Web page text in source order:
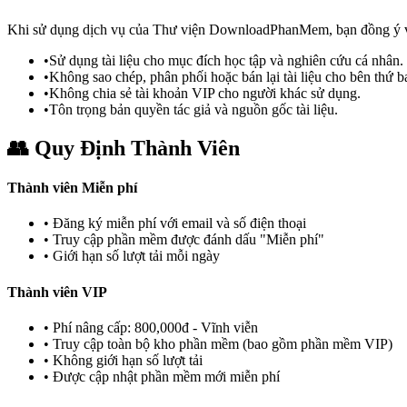
Khi sử dụng dịch vụ của Thư viện DownloadPhanMem, bạn đồng ý
•Sử dụng tài liệu cho mục đích học tập và nghiên cứu cá nhân.
•Không sao chép, phân phối hoặc bán lại tài liệu cho bên thứ
•Không chia sẻ tài khoản VIP cho người khác sử dụng.
•Tôn trọng bản quyền tác giả và nguồn gốc tài liệu.
👥 Quy Định Thành Viên
Thành viên Miễn phí
• Đăng ký miễn phí với email và số điện thoại
• Truy cập phần mềm được đánh dấu "Miễn phí"
• Giới hạn số lượt tải mỗi ngày
Thành viên VIP
• Phí nâng cấp: 800,000đ - Vĩnh viễn
• Truy cập toàn bộ kho phần mềm (bao gồm phần mềm VIP)
• Không giới hạn số lượt tải
• Được cập nhật phần mềm mới miễn phí